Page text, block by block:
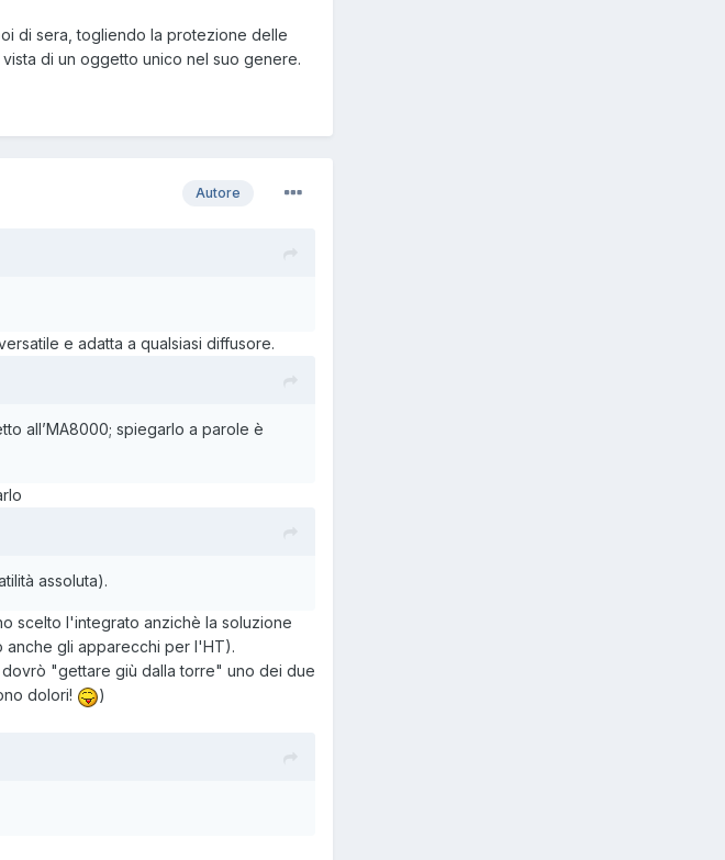
di sera, togliendo la protezione delle
di un oggetto unico nel suo genere.
Autore
e adatta a qualsiasi diffusore.
all’MA8000; spiegarlo a parole è
assoluta).
scelto l'integrato anzichè la soluzione
anche gli apparecchi per l'HT).
"gettare giù dalla torre" uno dei due
dolori!
)